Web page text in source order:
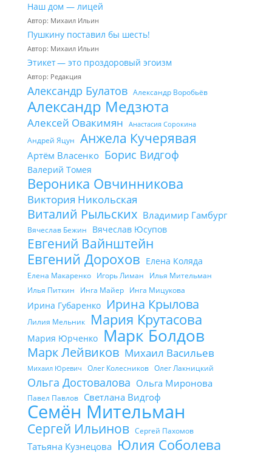
Наш дом — лицей
Автор: Михаил Ильин
Пушкину поставил бы шесть!
Автор: Михаил Ильин
Этикет — это проздоровый эгоизм
Автор: Редакция
Александр Булатов Александр Воробьёв
Александр Медзюта
Алексей Овакимян Анастасия Сорокина
Андрей Яцун Анжела Кучерявая
Артём Власенко Борис Видгоф
Валерий Томея
Вероника Овчинникова
Виктория Никольская
Виталий Рыльских Владимир Гамбург
Вячеслав Бежин Вячеслав Юсупов
Евгений Вайнштейн
Евгений Дорохов Елена Коляда
Елена Макаренко Игорь Лиман
Илья Мительман
Илья Питкин
Инга Майер Инга Мицукова
Ирина Губаренко Ирина Крылова
Лилия Мельник Мария Крутасова
Мария Юрченко Марк Болдов
Марк Лейвиков Михаил Васильев
Михаил Юревич Олег Колесников Олег Лакницкий
Ольга Достовалова Ольга Миронова
Павел Павлов Светлана Видгоф
Семён Мительман
Сергей Ильинов Сергей Пахомов
Татьяна Кузнецова Юлия Соболева